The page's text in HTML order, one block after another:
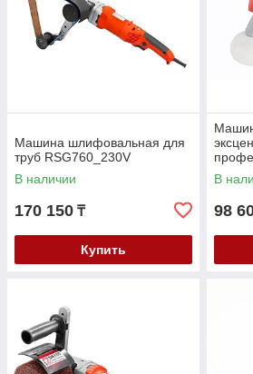
Машина шлифовальная для
труб RSG760_230V
В наличии
170 150 ₸
Купить
В
98